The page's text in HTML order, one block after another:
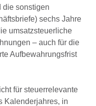
die sonstigen
sechs Jahre
umsatzsteuerliche
– auch für die
Aufbewahrungsfrist
für steuerrelevante
Kalenderjahres, in